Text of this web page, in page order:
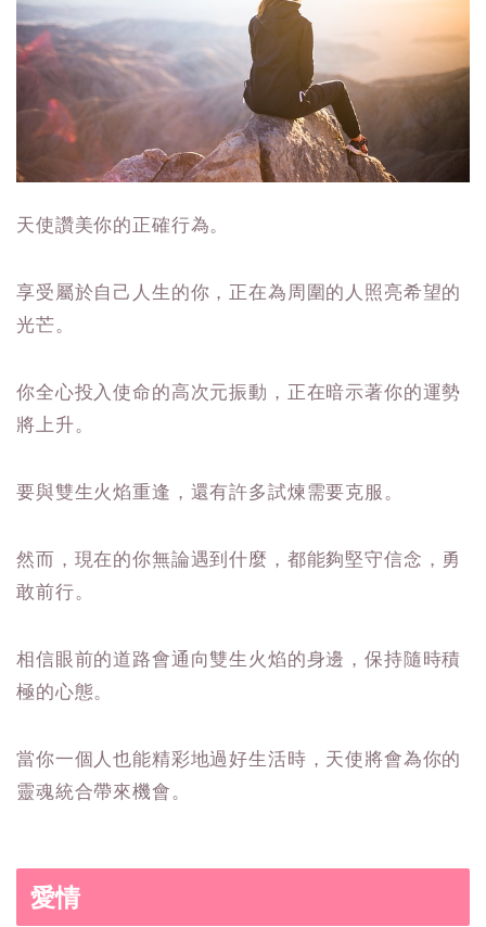
天使讚美你的正確行為。
享受屬於自己人生的你，正在為周圍的人照亮希望的
光芒。
你全心投入使命的高次元振動，正在暗示著你的運勢
將上升。
要與雙生火焰重逢，還有許多試煉需要克服。
然而，現在的你無論遇到什麼，都能夠堅守信念，勇
敢前行。
相信眼前的道路會通向雙生火焰的身邊，保持隨時積
極的心態。
當你一個人也能精彩地過好生活時，天使將會為你的
靈魂統合帶來機會。
愛情